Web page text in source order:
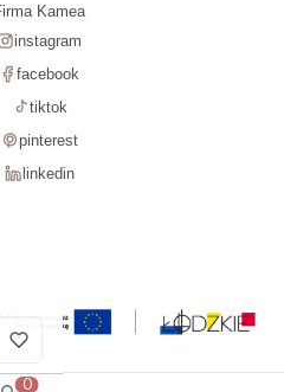
Kamea
instagram
facebook
tiktok
pinterest
linkedin